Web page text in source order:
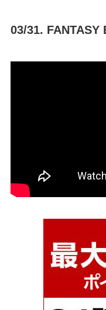
03/31. FANTASY